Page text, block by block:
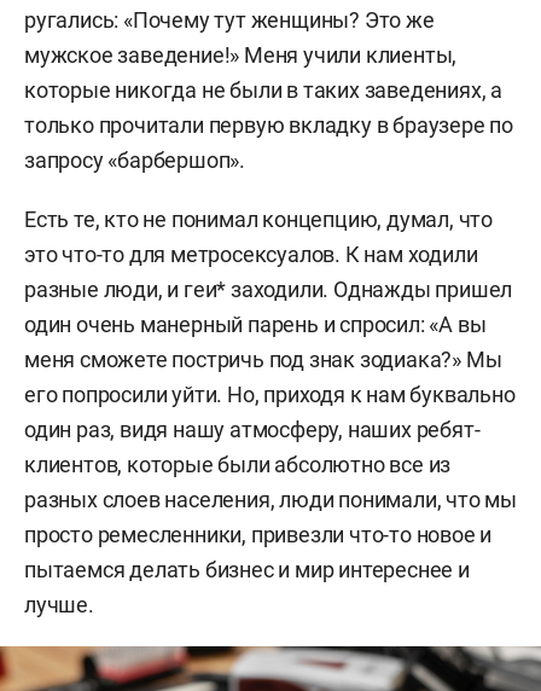
ругались: «Почему тут женщины? Это же
мужское заведение!» Меня учили клиенты,
которые никогда не были в таких заведениях, а
только прочитали первую вкладку в браузере по
запросу «барбершоп».
Есть те, кто не понимал концепцию, думал, что
это что-то для метросексуалов. К нам ходили
разные люди, и геи* заходили. Однажды пришел
один очень манерный парень и спросил: «А вы
меня сможете постричь под знак зодиака?» Мы
его попросили уйти. Но, приходя к нам буквально
один раз, видя нашу атмосферу, наших ребят-
клиентов, которые были абсолютно все из
разных слоев населения, люди понимали, что мы
просто ремесленники, привезли что-то новое и
пытаемся делать бизнес и мир интереснее и
лучше.